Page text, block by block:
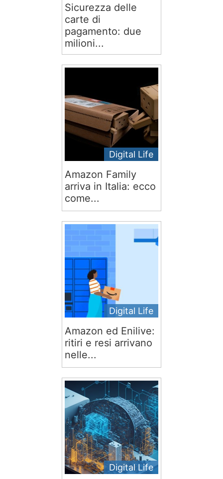
Sicurezza delle
carte di
pagamento: due
milioni...
Digital Life
Amazon Family
arriva in Italia: ecco
come...
Digital Life
Amazon ed Enilive:
ritiri e resi arrivano
nelle...
Digital Life